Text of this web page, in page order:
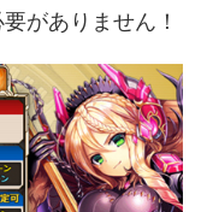
がありません！